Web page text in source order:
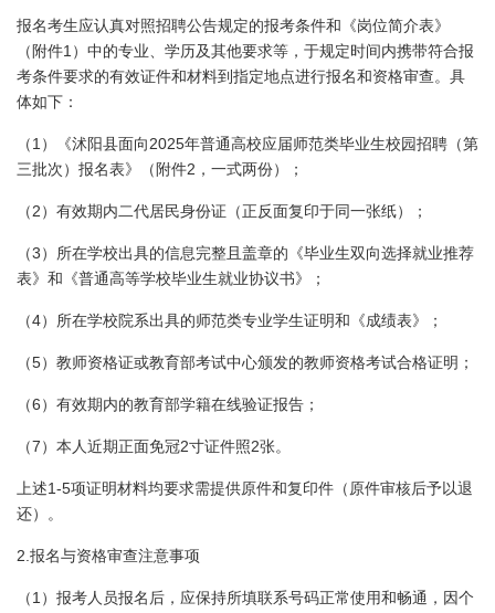
报名考生应认真对照招聘公告规定的报考条件和《岗位简介表》
（附件1 ）中的专业、学历及其他要求等，于规定时间内携带符合报
考条件要求的有效证件和材料到指定地点进行报名和资格审查。具
体如下：
（ 1 ）《沭阳县面向 2025年普通高校应届师范类毕业生校园招聘（第
三批次）报名表》（附件2 ，一式两份）；
（ 2 ）有效期内二代居民身份证（正反面复印于同一张纸）；
（3 ）所在学校出具的信息完整且盖章的《毕业生双向选择就业推荐
表》和《普通高等学校毕业生就业协议书》；
（4）所在学校院系出具的师范类专业学生证明和《成绩表》；
（5）教师资格证或教育部考试中心颁发的教师资格考试合格证明；
（6 ）有效期内的教育部学籍在线验证报告；
（7 ）本人近期正面免冠2寸证件照2张。
上述1-5项证明材料均要求需提供原件和复印件（原件审核后予以退
还）。
2. 报名与资格审查注意事项
（ 1 ）报考人员报名后，应保持所填联系号码正常使用和畅通，因个